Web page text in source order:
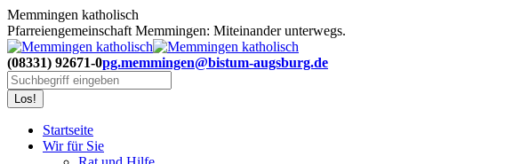
Zum
Inhalt
springen
Memmingen katholisch
Pfarreiengemeinschaft Memmingen: Miteinander unterwegs.
(08331) 92671-0pg.memmingen@bistum-augsburg.de
Search:
Startseite
Wir für Sie